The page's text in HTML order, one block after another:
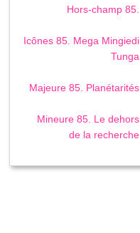
Hors-champ 85.
Icônes 85. Mega Mingiedi
Tunga
Majeure 85. Planétarités
Mineure 85. Le dehors
de la recherche